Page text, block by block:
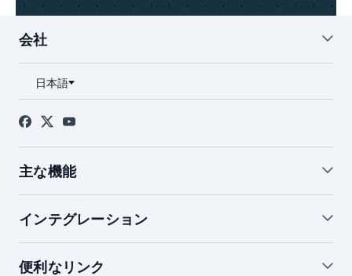
会社
お問い合わせ
アフィリエイト
主な機能
WordPressメールログ
バックアップ接続
メール障害アラート
開封＆クリック追跡
インテグレーション
Brevoインテグレーション
便利なリンク